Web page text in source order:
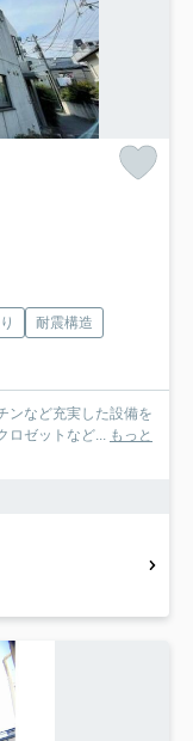
耐震構造
ンなど充実した設備を
ロゼットなど... もっと